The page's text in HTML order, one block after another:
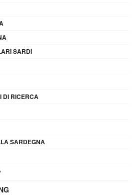
SARDI
DI RICERCA
SARDEGNA